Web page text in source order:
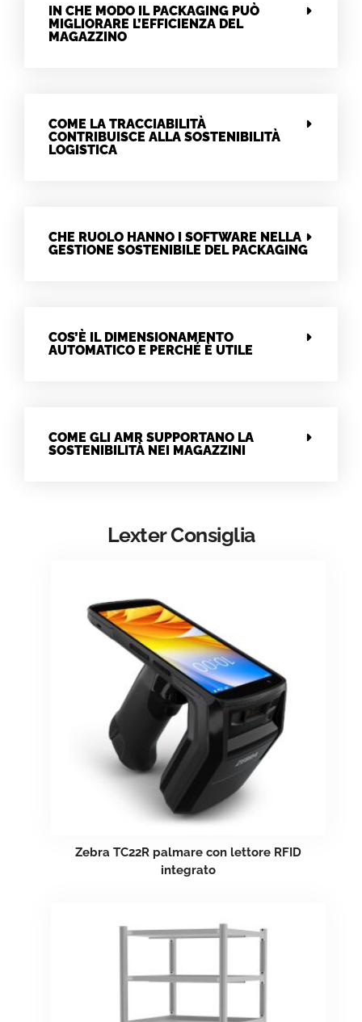
IN CHE MODO IL PACKAGING PUÒ
MIGLIORARE L’EFFICIENZA DEL
MAGAZZINO
COME LA TRACCIABILITÀ
CONTRIBUISCE ALLA SOSTENIBILITÀ
LOGISTICA
CHE RUOLO HANNO I SOFTWARE NELLA
GESTIONE SOSTENIBILE DEL PACKAGING
COS’È IL DIMENSIONAMENTO
AUTOMATICO E PERCHÉ È UTILE
COME GLI AMR SUPPORTANO LA
SOSTENIBILITÀ NEI MAGAZZINI
Lexter Consiglia
Zebra TC22R palmare con lettore RFID
integrato